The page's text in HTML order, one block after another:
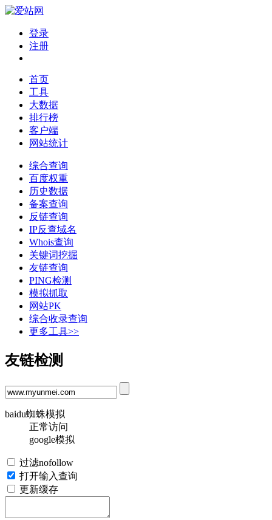
登录
注册
首页
工具
大数据
排行榜
客户端
网站统计
综合查询
百度权重
历史数据
备案查询
反链查询
IP反查域名
Whois查询
关键词挖掘
友链查询
PING检测
模拟抓取
网站PK
综合收录查询
更多工具>>
友链检测
baidu蜘蛛模拟
正常访问
google模拟
过滤nofollow
打开输入查询
更新缓存